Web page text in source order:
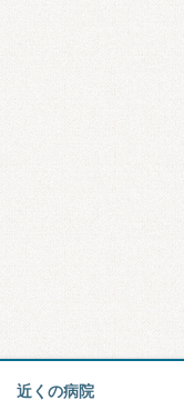
近くの病院